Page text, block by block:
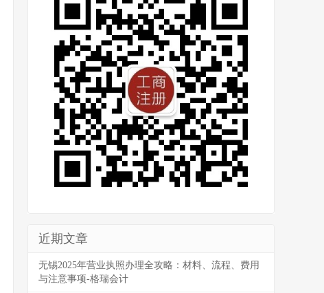
近期文章
无锡2025年营业执照办理全攻略：材料、流程、费用
与注意事项-格瑞会计